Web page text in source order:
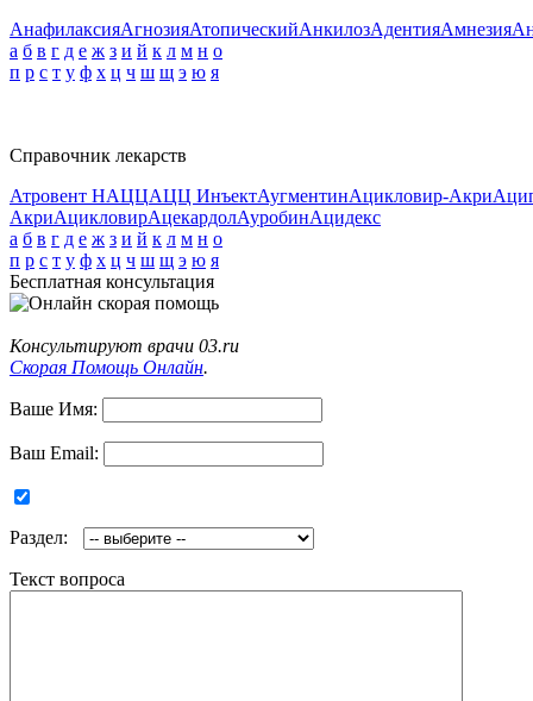
АнафилаксияАгнозияАтопическийАнкилозАдентияАмнезия
а б в г д е ж з и й к л м н о
п р с т у ф х ц ч ш щ э ю я
Справочник лекарств
Атровент НАЦЦАЦЦ ИнъектАугментинАцикловир-Акри
АкриАцикловирАцекардолАуробинАцидекс
а б в г д е ж з и й к л м н о
п р с т у ф х ц ч ш щ э ю я
Бесплатная консультация
Консультируют врачи 03.ru
Скорая Помощь Онлайн.
Ваше Имя:
Ваш Email:
Раздел:
Текст вопроса